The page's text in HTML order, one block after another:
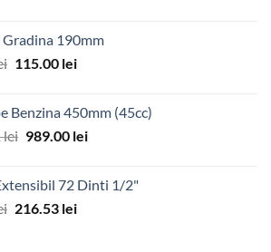
fost:
1,088.20 lei.
650.00 lei.
Gradina 190mm
Prețul
fost:
143.69 lei.
115.00 leiPrețul
115.00 lei.
Benzina 450mm (45cc)
lei Prețul
fost:
2,164.21 lei.
989.00 leiPrețul
989.00 lei.
72 Dinti 1/2"
Prețul
216.53 leiPrețul